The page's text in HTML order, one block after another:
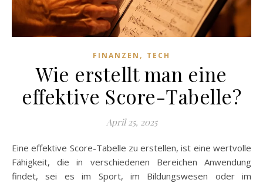
FINANZEN , TECH
Wie erstellt man eine
effektive Score-Tabelle?
April 25, 2025
Eine effektive Score-Tabelle zu erstellen, ist eine wertvolle
Fähigkeit, die in verschiedenen Bereichen Anwendung
findet, sei es im Sport, im Bildungswesen oder im